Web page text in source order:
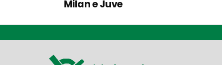
Milan e Juve